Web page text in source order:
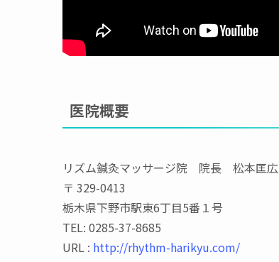
医院概要
リズム鍼灸マッサージ院 院長 松本匡広
〒 329-0413
栃木県下野市駅東6丁目5番１号
TEL: 0285-37-8685
URL : http://rhythm-harikyu.com/